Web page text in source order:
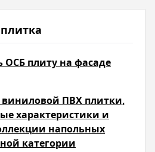
ОСБ плиту на фасаде
виниловой ПВХ плитки,
характеристики и
напольных
категории